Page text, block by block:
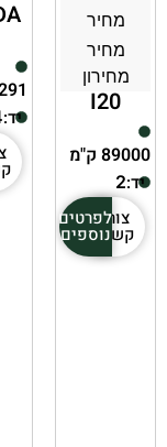
מחיר
מחיר
מחירון
I20
89000 ק"מ
יד:2
צור
קשר
לפרטים
נוספים
יד: